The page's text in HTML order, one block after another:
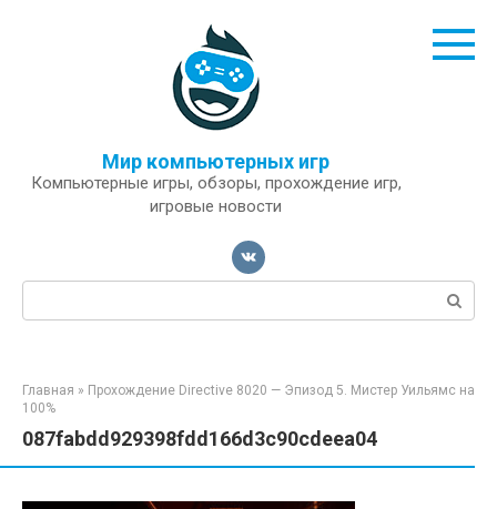
Мир компьютерных игр
Компьютерные игры, обзоры, прохождение игр,
игровые новости
Поиск:
Главная » Прохождение Directive 8020 — Эпизод 5. Мистер Уильямс на
100%
087fabdd929398fdd166d3c90cdeea04